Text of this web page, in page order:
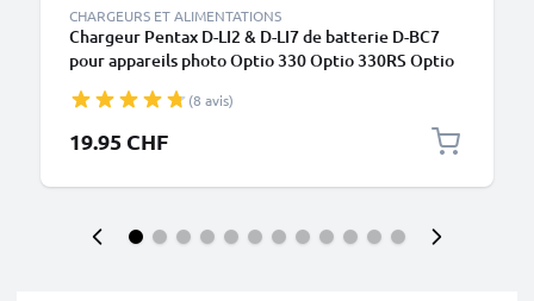
CHARGEURS ET ALIMENTATIONS
Chargeur Pentax D-LI2 & D-LI7 de batterie D-BC7
pour appareils photo Optio 330 Optio 330RS Optio
Optio 750Z Optio MX Optio MX4 de CELLONIC
(8 avis)
19.95 CHF